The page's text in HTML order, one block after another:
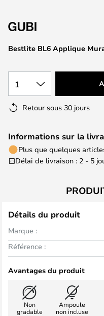
the
gallery
Bestlite BL6 Applique
1
Retour sous 30 jours
Informations sur la
Plus que quelques
Délai de livraison : 2 - 5
Détails du produit
Marque :
Référence :
Avantages du produit
Non
gradable
Ampoule
non incluse